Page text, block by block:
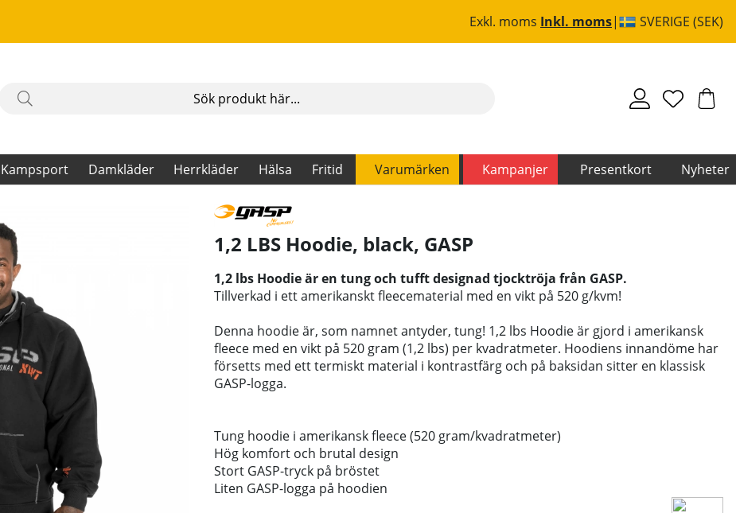
Exkl. moms Inkl. moms SVERIGE (SEK)
Kampsport Damkläder Herrkläder Hälsa Fritid Varumärken Kampanjer Presentkort Nyheter
1,2 LBS Hoodie, black, GASP
1,2 lbs Hoodie är en tung och tufft designad tjocktröja från GASP.
Tillverkad i ett amerikanskt fleecematerial med en vikt på 520 g/kvm!
Denna hoodie är, som namnet antyder, tung! 1,2 lbs Hoodie är gjord i amerikansk
fleece med en vikt på 520 gram (1,2 lbs) per kvadratmeter. Hoodiens innandöme har
försetts med ett termiskt material i kontrastfärg och på baksidan sitter en klassisk
GASP-logga.
Tung hoodie i amerikansk fleece (520 gram/kvadratmeter)
Hög komfort och brutal design
Stort GASP-tryck på bröstet
Liten GASP-logga på hoodien